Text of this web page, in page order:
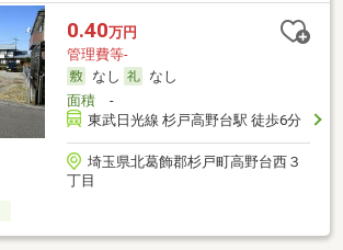
0.40万円
管理費等-
なし
なし
面積-
東武日光線 杉戸高野台駅 徒歩6分
埼玉県北葛飾郡杉戸町高野台西３
丁目